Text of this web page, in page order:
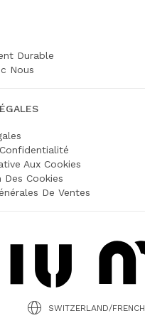
Durable
Nous
Aux Cookies
Cookies
De Ventes
SWITZERLAND/FRENCH